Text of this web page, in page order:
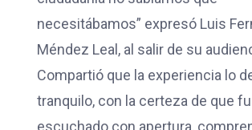
necesitábamos” expresó Luis
Méndez Leal, al salir de su
Compartió que la experiencia lo
tranquilo, con la certeza de que
escuchado con apertura,